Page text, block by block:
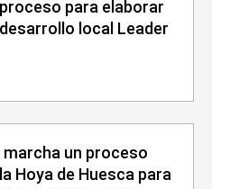
para elaborar
local Leader
un proceso
Hoya de Huesca para